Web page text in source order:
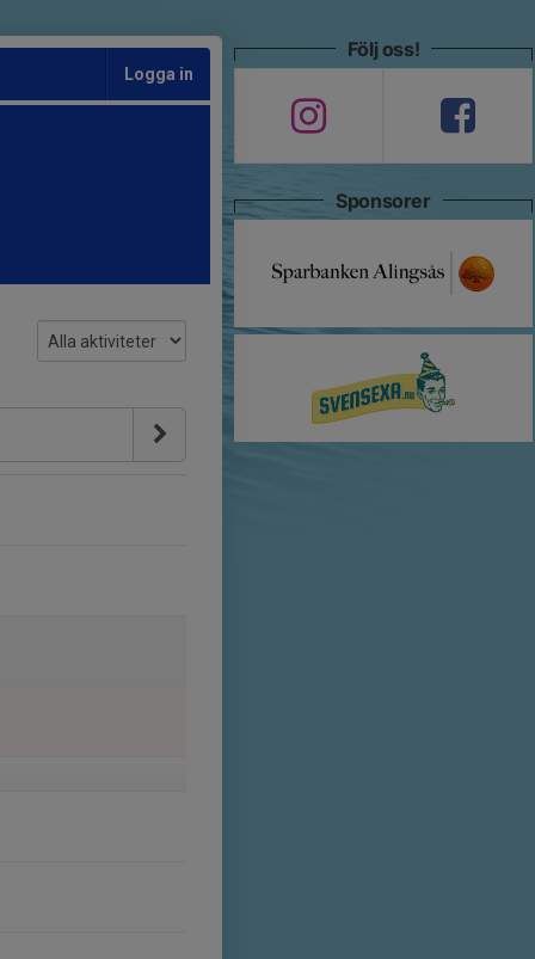
Logga in
Följ oss!
Sponsorer